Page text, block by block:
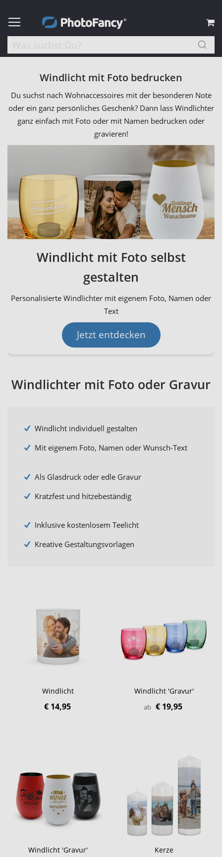
Windlicht mit Foto bedrucken
Du suchst nach Wohnaccessoires mit der besonderen Note
oder ein ganz persönliches Geschenk? Dann lass Windlichter
ganz einfach mit Foto oder mit Namen bedrucken oder
gravieren!
Windlicht mit Foto selbst
gestalten
Personalisierte Windlichter mit eigenem Foto, Namen oder
Text
Jetzt entdecken
Windlichter mit Foto oder Gravur
Windlicht individuell gestalten
Mit eigenem Foto, Namen oder Wunsch-Text
Als Glasdruck oder edle Gravur
Kratzfest und hitzebeständig
Inklusive kostenlosem Teelicht
Kreative Gestaltungsvorlagen
Windlicht
€ 14,95
Windlicht 'Gravur'
ab € 19,95
Windlicht 'Gravur'
Kerze